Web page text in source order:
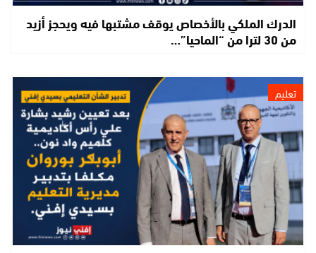
الدرك الملكي بالأخصاص يوقف مشتبها فيه ويحجز أزيد
من 30 لترا من “الماحيا”…
تعليم